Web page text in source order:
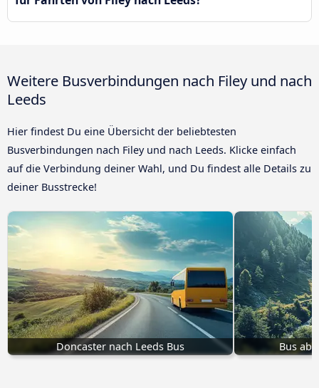
Weitere Busverbindungen nach Filey und nach
Leeds
Hier findest Du eine Übersicht der beliebtesten
Busverbindungen nach Filey und nach Leeds. Klicke einfach
auf die Verbindung deiner Wahl, und Du findest alle Details zu
deiner Busstrecke!
Doncaster nach Leeds Bus Bus ab